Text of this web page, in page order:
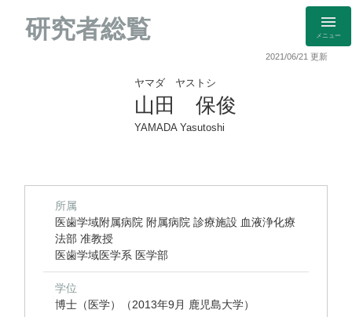
研究者総覧 メニュー
2021/06/21 更新
ヤマダ ヤストシ
山田 保俊
YAMADA Yasutoshi
所属
医歯学域附属病院 附属病院 診療施設 血液浄化療
法部 准教授
医歯学域医学系 医学部
学位
博士（医学）（2013年9月 鹿児島大学）